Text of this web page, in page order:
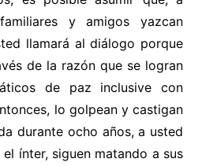
y amigos yazcan
llamará al diálogo porque
de la razón que se logran
de paz inclusive con
lo golpean y castigan
durante ocho años, a usted
ínter, siguen matando a sus